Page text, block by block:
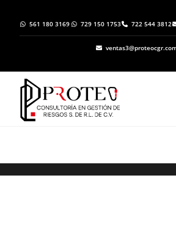
561 180 3169 729 150 1753 722 544 3812